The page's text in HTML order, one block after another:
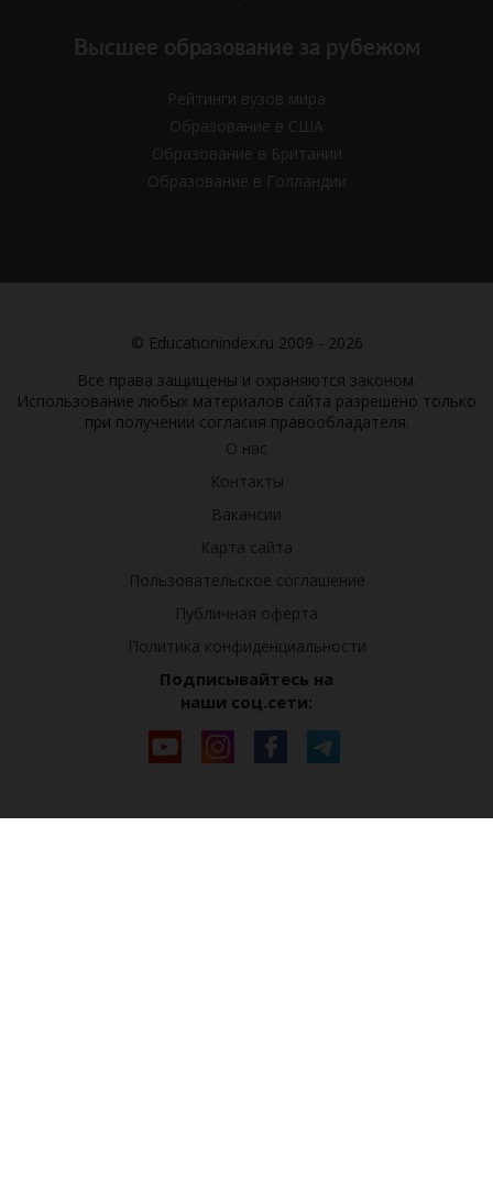
Высшее образование за рубежом
Рейтинги вузов мира
Образование в США
Образование в Британии
Образование в Голландии
© Educationindex.ru 2009 - 2026
Все права защищены и охраняются законом.
Использование любых материалов сайта разрешено только
при получении согласия правообладателя.
О нас
Контакты
Вакансии
Карта сайта
Пользовательское соглашение
Публичная оферта
Политика конфиденциальности
Подписывайтесь на
наши соц.сети: